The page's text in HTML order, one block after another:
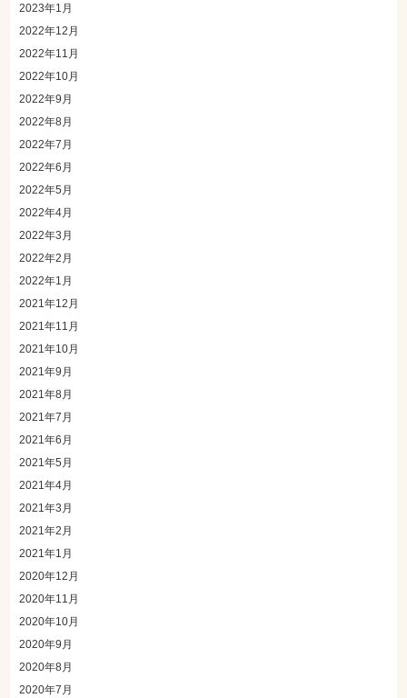
2023年1月
2022年12月
2022年11月
2022年10月
2022年9月
2022年8月
2022年7月
2022年6月
2022年5月
2022年4月
2022年3月
2022年2月
2022年1月
2021年12月
2021年11月
2021年10月
2021年9月
2021年8月
2021年7月
2021年6月
2021年5月
2021年4月
2021年3月
2021年2月
2021年1月
2020年12月
2020年11月
2020年10月
2020年9月
2020年8月
2020年7月